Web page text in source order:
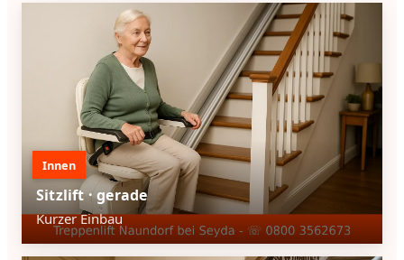
Innen
Sitzlift · gerade
Kurzer Einbau